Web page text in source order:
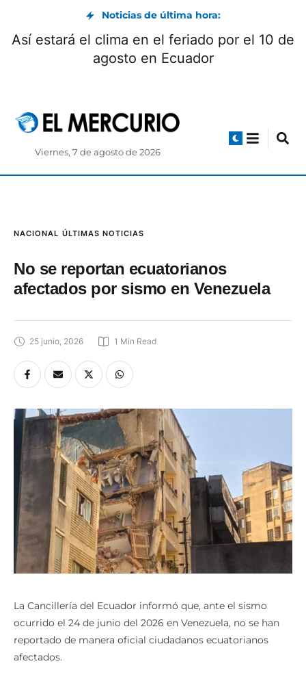
Noticias de última hora:
Así estará el clima en el feriado por el 10 de
agosto en Ecuador
Viernes, 7 de agosto de 2026
NACIONAL ÚLTIMAS NOTICIAS
No se reportan ecuatorianos
afectados por sismo en Venezuela
25 junio, 2026 1 Min Read
La Cancillería del Ecuador informó que, ante el sismo
ocurrido el 24 de junio del 2026 en Venezuela, no se han
reportado de manera oficial ciudadanos ecuatorianos
afectados.